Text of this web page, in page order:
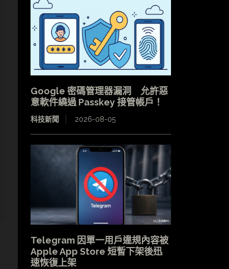
Google 密碼管理器漏洞 允許惡
意軟件繞過 Passkey 接管帳戶！
科技新聞 2026-08-05
Telegram 因單一用戶違規內容被
Apple App Store 短暫下架後迅
速恢復上架